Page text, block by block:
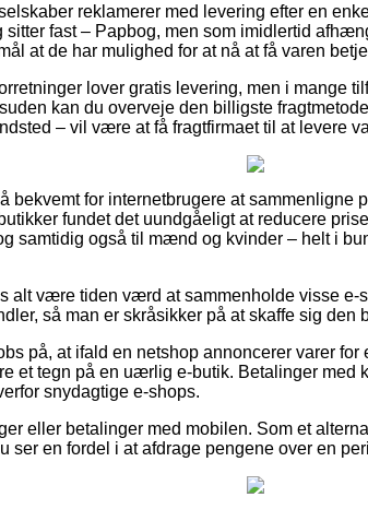
reklamerer med levering efter en
fast – Papbog, men som imidlertid
at de har mulighed for at nå at få varen
lover gratis levering, men i mange
kan du overveje den billigste
– vil være at få fragtfirmaet til at levere
bekvemt for internetbrugere at sammenligne
fundet det uundgåeligt at reducere
samtidig også til mænd og kvinder – helt i
alt være tiden værd at sammenholde visse e-
så man er skråsikker på at skaffe sig den
på, at ifald en netshop annoncerer varer for
et tegn på en uærlig e-butik. Betalinger med
snydagtige e-shops.
eller betalinger med mobilen. Som et
ser en fordel i at afdrage pengene over en